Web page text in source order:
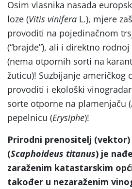
Osim vlasnika nasada
loze (Vitis vinifera L.), mjere
provoditi na pojedinačnom
(“brajde”), ali i direktno
(nema otpornih sorti na
žuticu)! Suzbijanje američkog
provoditi i ekološki
sorte otporne na plamenjaču (
pepelnicu (Erysiphe)!
Prirodni prenositelj
(Scaphoideus titanus) je
zaraženim katastarskim
također u nezaraženim